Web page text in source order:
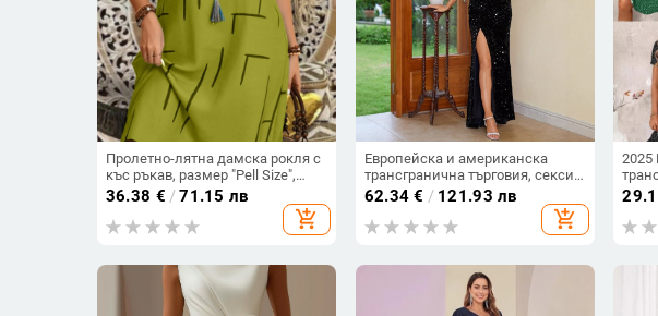
Пролетно-лятна дамска рокля с
къс ръкав, размер "Pell Size",
моден принт 2025, нова
европейска и американска
рокля с кръгло деколте и средна
36.38 € /71.15 лв
add_shopping_cart
Европейска и американска
трансгранична търговия, секси
рокля с висок цепка и пайети,
камуфлажна рокля без
презрамки, модна вечерна
62.34 € / 121.93 лв
add_shopping_cart
2025